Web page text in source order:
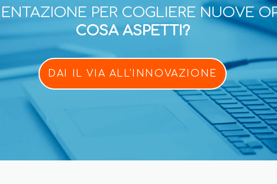
PER COGLIERE NUOVE
COSA ASPETTI?
DAI IL VIA ALL'INNOVAZIONE